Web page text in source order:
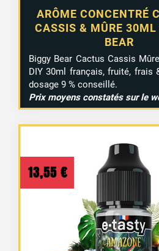
ARÔME CONCENTRÉ
CASSIS & MÛRE 30ML
BEAR
Biggy Bear Cactus Cassis
DIY 30ml français, fruité, frais
dosage 9 % conseillé.
Prix moyens constatés sur le
13,55 €